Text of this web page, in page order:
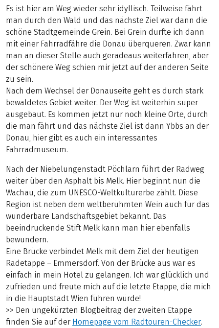
Es ist hier am Weg wieder sehr idyllisch. Teilweise fährt
man durch den Wald und das nächste Ziel war dann die
schöne Stadtgemeinde Grein. Bei Grein durfte ich dann
mit einer Fahrradfähre die Donau überqueren. Zwar kann
man an dieser Stelle auch geradeaus weiterfahren, aber
der schönere Weg schien mir jetzt auf der anderen Seite
zu sein.
Nach dem Wechsel der Donauseite geht es durch stark
bewaldetes Gebiet weiter. Der Weg ist weiterhin super
ausgebaut. Es kommen jetzt nur noch kleine Orte, durch
die man fährt und das nächste Ziel ist dann Ybbs an der
Donau, hier gibt es auch ein interessantes
Fahrradmuseum.
Nach der Niebelungenstadt Pöchlarn führt der Radweg
weiter über den Asphalt bis Melk. Hier beginnt nun die
Wachau, die zum UNESCO-Weltkulturerbe zählt. Diese
Region ist neben dem weltberühmten Wein auch für das
wunderbare Landschaftsgebiet bekannt. Das
beeindruckende Stift Melk kann man hier ebenfalls
bewundern.
Eine Brücke verbindet Melk mit dem Ziel der heutigen
Radetappe – Emmersdorf. Von der Brücke aus war es
einfach in mein Hotel zu gelangen. Ich war glücklich und
zufrieden und freute mich auf die letzte Etappe, die mich
in die Hauptstadt Wien führen würde!
>> Den ungekürzten Blogbeitrag der zweiten Etappe
finden Sie auf der Homepage vom Radtouren-Checker.